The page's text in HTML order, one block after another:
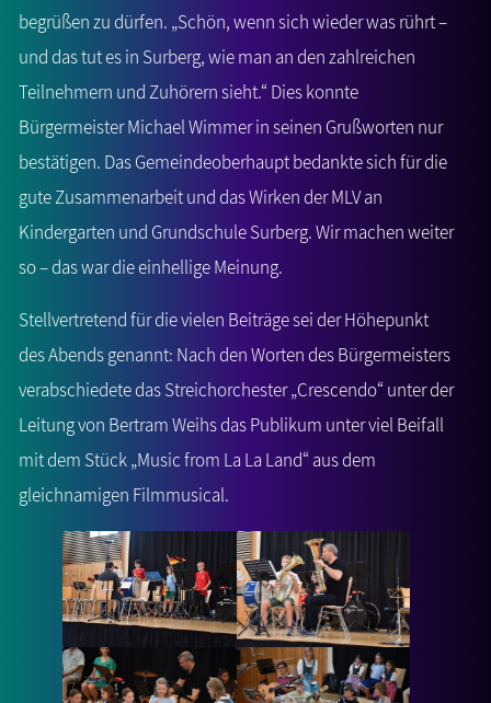
begrüßen zu dürfen. „Schön, wenn sich wieder was rührt –
und das tut es in Surberg, wie man an den zahlreichen
Teilnehmern und Zuhörern sieht.“ Dies konnte
Bürgermeister Michael Wimmer in seinen Grußworten nur
bestätigen. Das Gemeindeoberhaupt bedankte sich für die
gute Zusammenarbeit und das Wirken der MLV an
Kindergarten und Grundschule Surberg. Wir machen weiter
so – das war die einhellige Meinung.
Stellvertretend für die vielen Beiträge sei der Höhepunkt
des Abends genannt: Nach den Worten des Bürgermeisters
verabschiedete das Streichorchester „Crescendo“ unter der
Leitung von Bertram Weihs das Publikum unter viel Beifall
mit dem Stück „Music from La La Land“ aus dem
gleichnamigen Filmmusical.